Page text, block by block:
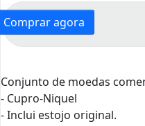
Comprar agora
Conjunto de moedas
- Cupro-Niquel
- Inclui estojo original.